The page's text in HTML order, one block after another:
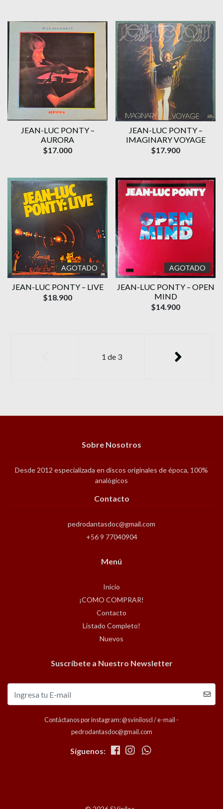
JEAN-LUC PONTY –
AURORA
$17.000
JEAN-LUC PONTY –
IMAGINARY VOYAGE
$17.900
AGOTADO
JEAN-LUC PONTY – LIVE
$18.900
AGOTADO
JEAN-LUC PONTY – OPEN
MIND
$14.900
1 de 3
Sobre Nosotros
Desde 2012 especializada en discos originales de época, 100%
analógicos
Contacto
pedrodantasdoc@gmail.com
+56 9 77040904
Menú
Inicio
¡COMO COMPRAR!
Contacto
Listado Completo!
Nuevos
Suscríbete a Nuestro Newsletter
Contáctanos por instagram: @sviniloscl / e-mail -
pedrodantasdoc@gmail.com
Síguenos: